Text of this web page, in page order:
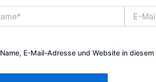
Mail-
Name, E-Mail-Adresse und Website in